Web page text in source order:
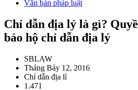
Văn bản pháp luật
Chỉ dẫn địa lý là gì?
bảo hộ chỉ dẫn địa lý
SBLAW
Tháng Bảy 12, 2016
Chỉ dẫn địa lí
1.471